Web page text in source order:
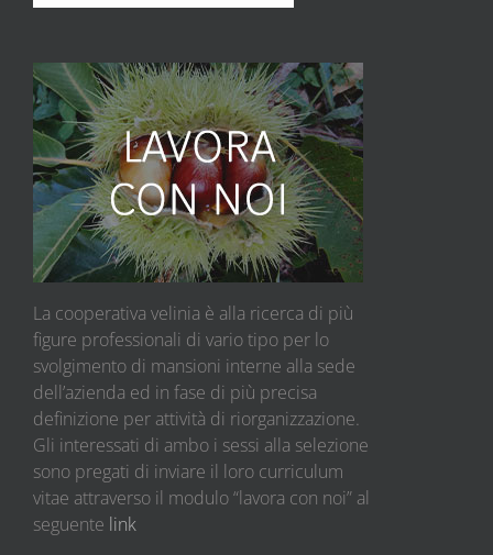
La cooperativa velinia è alla ricerca di più
figure professionali di vario tipo per lo
svolgimento di mansioni interne alla sede
dell’azienda ed in fase di più precisa
definizione per attività di riorganizzazione.
Gli interessati di ambo i sessi alla selezione
sono pregati di inviare il loro curriculum
vitae attraverso il modulo “lavora con noi” al
seguente link